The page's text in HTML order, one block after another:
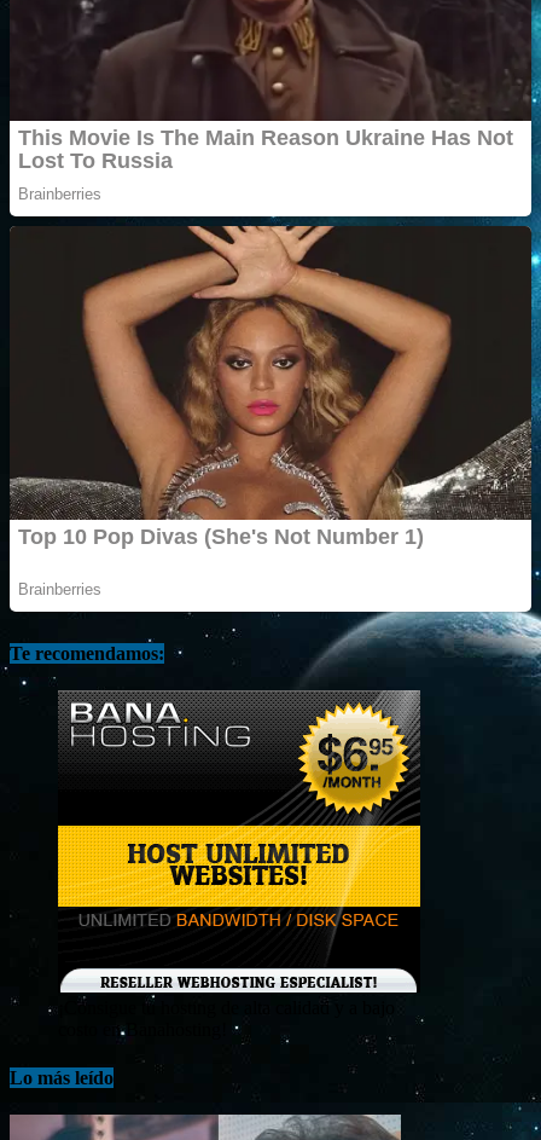
Te recomendamos:
¡Consigue tu hosting de alta calidad y a bajo
costo en Banahosting!
Lo más leído